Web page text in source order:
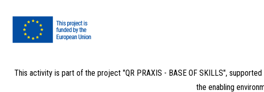
This activity is part of the project "QR PRAXIS - BASE OF SKILLS",
the enabling